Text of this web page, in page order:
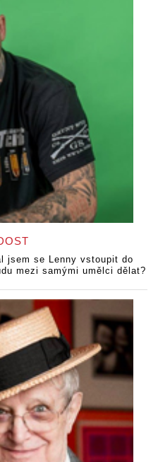
jsem se Lenny vstoupit do
mezi samými umělci dělat?